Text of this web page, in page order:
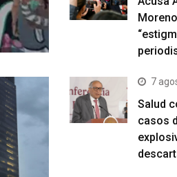
7
Salud
casos